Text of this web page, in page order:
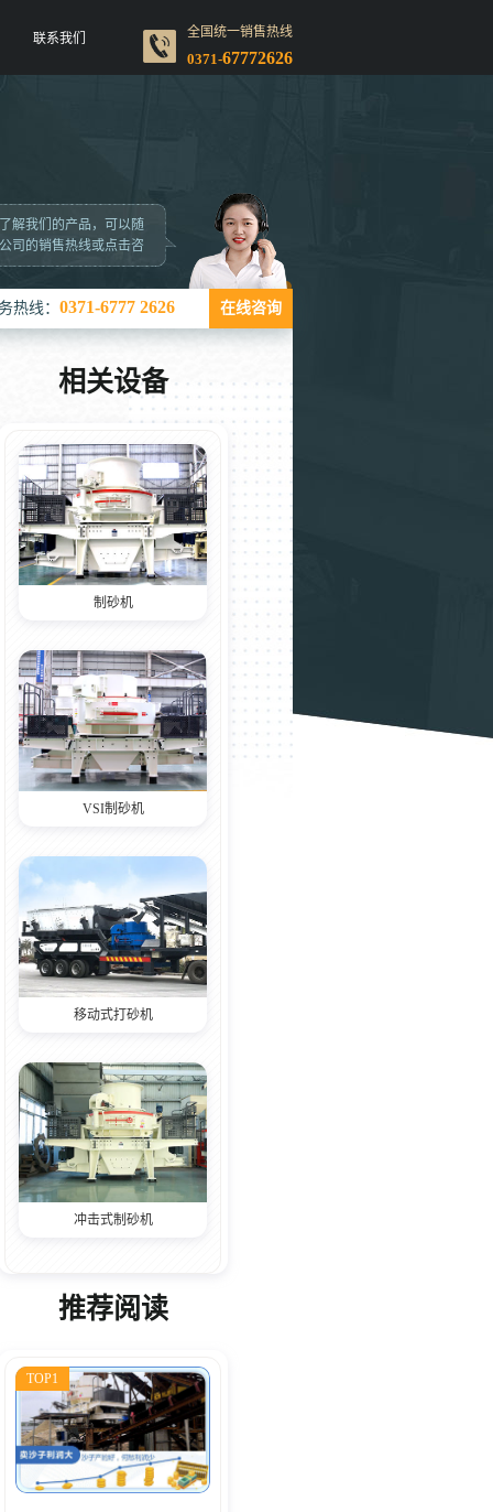
全国统一销售热线
0371-67772626
联系我们
热线： 0371-6777 2626 在线咨询
解我们的产品，可以随
司的销售热线或点击咨
相关设备
制砂机
VSI制砂机
移动式打砂机
冲击式制砂机
推荐阅读
TOP1